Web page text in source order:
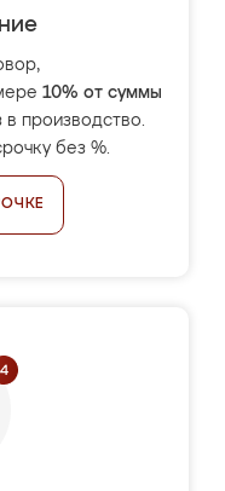
10% от суммы
в производство.
без %.